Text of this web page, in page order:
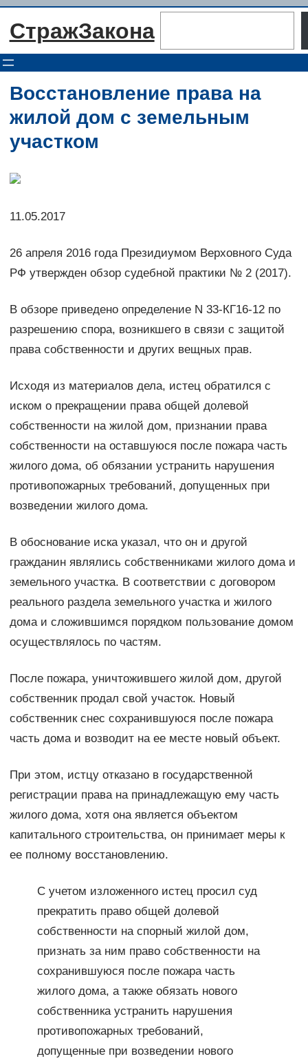
Перейти
СтражЗакона
Восстановление права на
жилой дом с земельным
участком
11.05.2017
26 апреля 2016 года Президиумом Верховного Суда
РФ утвержден обзор судебной практики № 2 (2017).
В обзоре приведено определение N 33-КГ16-12 по
разрешению спора, возникшего в связи с защитой
права собственности и других вещных прав.
Исходя из материалов дела, истец обратился с
иском о прекращении права общей долевой
собственности на жилой дом, признании права
собственности на оставшуюся после пожара часть
жилого дома, об обязании устранить нарушения
противопожарных требований, допущенных при
возведении жилого дома.
В обоснование иска указал, что он и другой
гражданин являлись собственниками жилого дома и
земельного участка. В соответствии с договором
реального раздела земельного участка и жилого
дома и сложившимся порядком пользование домом
осуществлялось по частям.
После пожара, уничтожившего жилой дом, другой
собственник продал свой участок. Новый
собственник снес сохранившуюся после пожара
часть дома и возводит на ее месте новый объект.
При этом, истцу отказано в государственной
регистрации права на принадлежащую ему часть
жилого дома, хотя она является объектом
капитального строительства, он принимает меры к
ее полному восстановлению.
С учетом изложенного истец просил суд
прекратить право общей долевой
собственности на спорный жилой дом,
признать за ним право собственности на
сохранившуюся после пожара часть
жилого дома, а также обязать нового
собственника устранить нарушения
противопожарных требований,
допущенные при возведении нового